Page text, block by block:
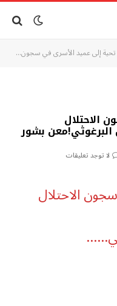
تحية إلى عميد الأسرى في سجون الاحتلال الصهيوني المناضل الكبير نائل البرغوثي!معن بشور
الاحتلال
البرغوثي!معن بشور
لا توجد تعليقات
الاحتلال